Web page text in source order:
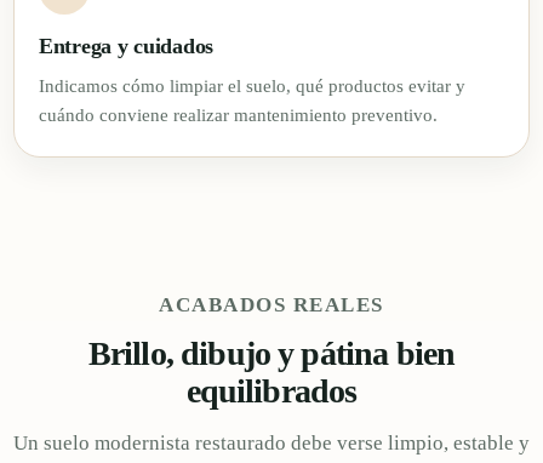
Entrega y cuidados
Indicamos cómo limpiar el suelo, qué productos evitar y
cuándo conviene realizar mantenimiento preventivo.
ACABADOS REALES
Brillo, dibujo y pátina bien
equilibrados
Un suelo modernista restaurado debe verse limpio, estable y